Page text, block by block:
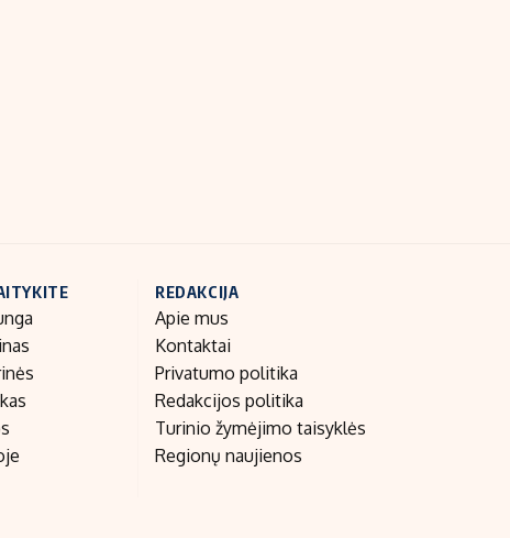
REDAKCIJA
Apie mus
Kontaktai
Privatumo politika
Redakcijos politika
Turinio žymėjimo taisyklės
Regionų naujienos